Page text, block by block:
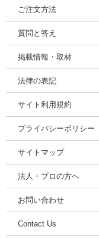
ご注文方法
質問と答え
掲載情報・取材
法律の表記
サイト利用規約
プライバシーポリシー
サイトマップ
法人・プロの方へ
お問い合わせ
Contact Us